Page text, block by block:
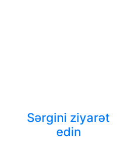
Sərgini ziyarət
edin